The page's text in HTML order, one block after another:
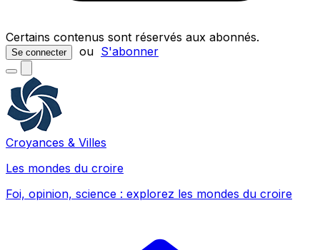
Certains contenus sont réservés aux abonnés.
Se connecter ou S'abonner
Croyances & Villes
Les mondes du croire
Foi, opinion, science : explorez les mondes du croire